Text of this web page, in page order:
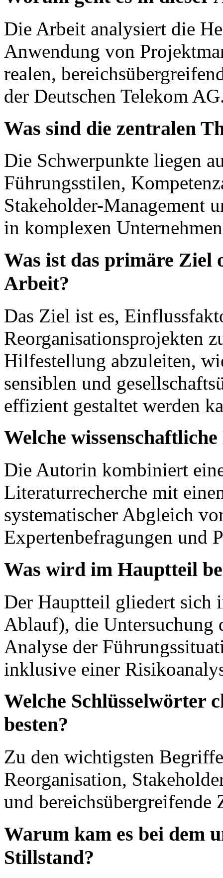
Die Arbeit analysiert die
Anwendung von
realen,
der Deutschen Telekom
Was sind die zentralen
Die Schwerpunkte liegen
Führungsstilen,
Stakeholder-Management
in komplexen
Was ist das primäre Ziel
Arbeit?
Das Ziel ist es,
Reorganisationsprojekten
Hilfestellung abzuleiten,
sensiblen und
effizient gestaltet werden
Welche
Die Autorin kombiniert
Literaturrecherche mit
systematischer Abgleich
Expertenbefragungen und
Was wird im Hauptteil
Der Hauptteil gliedert sich
Ablauf), die Untersuchung
Analyse der
inklusive einer
Welche Schlüsselwörter
besten?
Zu den wichtigsten
Reorganisation,
und bereichsübergreifende
Warum kam es bei dem
Stillstand?